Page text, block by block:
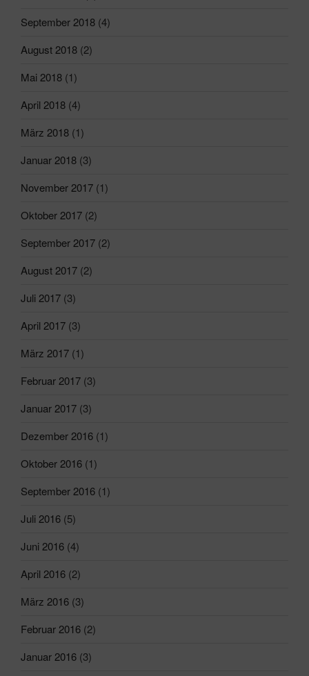
September 2018 (4)
August 2018 (2)
Mai 2018 (1)
April 2018 (4)
März 2018 (1)
Januar 2018 (3)
November 2017 (1)
Oktober 2017 (2)
September 2017 (2)
August 2017 (2)
Juli 2017 (3)
April 2017 (3)
März 2017 (1)
Februar 2017 (3)
Januar 2017 (3)
Dezember 2016 (1)
Oktober 2016 (1)
September 2016 (1)
Juli 2016 (5)
Juni 2016 (4)
April 2016 (2)
März 2016 (3)
Februar 2016 (2)
Januar 2016 (3)